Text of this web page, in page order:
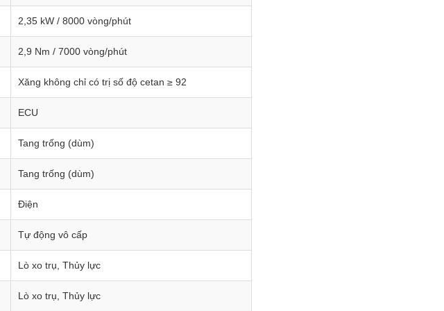
2,35 kW / 8000 vòng/phút
2,9 Nm / 7000 vòng/phút
Xăng không chỉ có trị số độ cetan ≥ 92
ECU
Tang trống (dùm)
Tang trống (dùm)
Điện
Tự động vô cấp
Lò xo trụ, Thủy lực
Lò xo trụ, Thủy lực